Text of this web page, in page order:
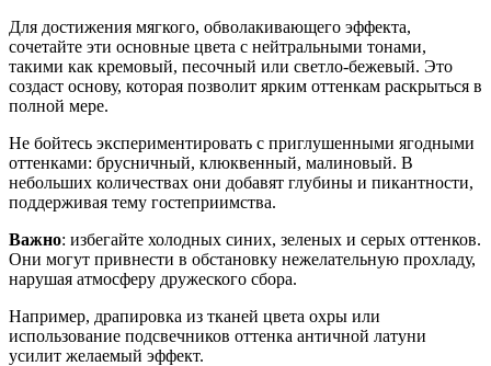
Для достижения мягкого, обволакивающего эффекта,
сочетайте эти основные цвета с нейтральными тонами,
такими как кремовый, песочный или светло-бежевый. Это
создаст основу, которая позволит ярким оттенкам раскрыться в
полной мере.
Не бойтесь экспериментировать с приглушенными ягодными
оттенками: брусничный, клюквенный, малиновый. В
небольших количествах они добавят глубины и пикантности,
поддерживая тему гостеприимства.
Важно: избегайте холодных синих, зеленых и серых оттенков.
Они могут привнести в обстановку нежелательную прохладу,
нарушая атмосферу дружеского сбора.
Например, драпировка из тканей цвета охры или
использование подсвечников оттенка античной латуни
усилит желаемый эффект.